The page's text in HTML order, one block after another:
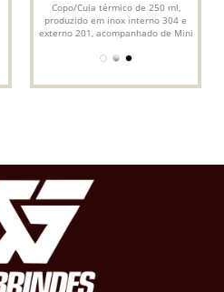
Copo/Cuia térmico de 250 ml,
produzido em inox interno 304 e
externo 201, acompanhado de Mini